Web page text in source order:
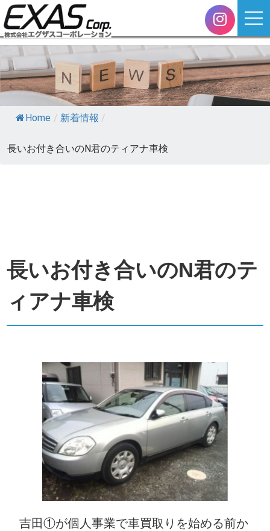
Home / 新着情報 /
長いお付き合いのN君のティアナ車検
長いお付き合いのN君のテ
ィアナ車検
吉田①が個人事業で車買取りを始める前か